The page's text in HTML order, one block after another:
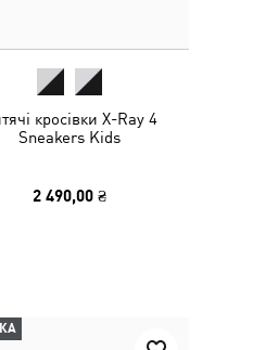
кросівки X-Ray 4
Sneakers Kids
2 490,00 ₴